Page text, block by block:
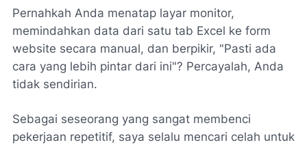
Pernahkah Anda menatap layar monitor,
memindahkan data dari satu tab Excel ke form
website secara manual, dan berpikir, "Pasti ada
cara yang lebih pintar dari ini"? Percayalah, Anda
tidak sendirian.
Sebagai seseorang yang sangat membenci
pekerjaan repetitif, saya selalu mencari celah untuk